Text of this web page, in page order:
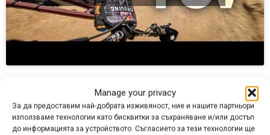
Manage your privacy
За да предоставим най-добрата изживяност, ние и нашите партньори
използваме технологии като бисквитки за съхраняване и/или достъп
до информацията за устройството. Съгласието за тези технологии ще
трафика в интернет се пада на материали и публикации,
свързани с австралийското издание на състезанието
Red Bull Hardline, което се проведе вчера (8 февруари)